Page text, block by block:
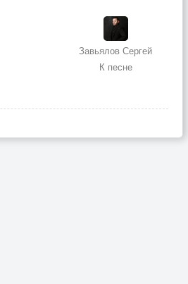
Завьялов Сергей
К песне